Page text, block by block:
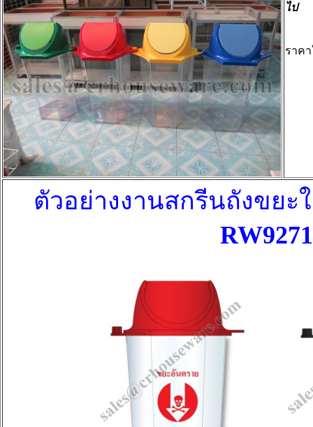
ไป
ราค
ตัวอย่างงานสกรีนถังขยะ